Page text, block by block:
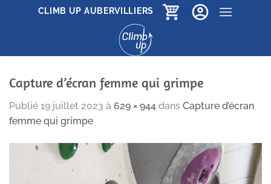
CLIMB UP AUBERVILLIERS
Capture d’écran femme qui grimpe
Publié 19 juillet 2023 à 629 × 944 dans Capture d’écran
femme qui grimpe